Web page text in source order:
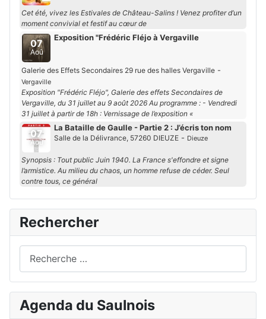
Cet été, vivez les Estivales de Château-Salins ! Venez profiter d’un
moment convivial et festif au cœur de
07
Aoû
Exposition "Frédéric Fléjo à Vergaville
Galerie des Effets Secondaires 29 rue des halles Vergaville -
Vergaville
Exposition "Frédéric Fléjo", Galerie des effets Secondaires de
Vergaville, du 31 juillet au 9 août 2026 Au programme : - Vendredi
31 juillet à partir de 18h : Vernissage de l’exposition «
07
Aoû
La Bataille de Gaulle - Partie 2 : J’écris ton nom
Salle de la Délivrance, 57260 DIEUZE - Dieuze
Synopsis : Tout public Juin 1940. La France s'effondre et signe
l’armistice. Au milieu du chaos, un homme refuse de céder. Seul
contre tous, ce général
Rechercher
Agenda du Saulnois